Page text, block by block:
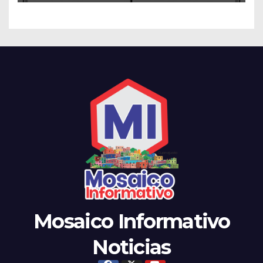
Mosaico Informativo
Noticias